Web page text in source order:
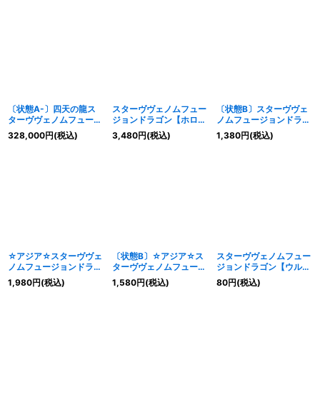
〔状態A-〕四天の龍ス
ターヴヴェノムフュージ
ョンドラゴン【グランド
マスター】{LOCR-
328,000円(税込)
スターヴヴェノムフュー
ジョンドラゴン【ホログ
ラフィック】{INOV-
JP038}《融合》
3,480円(税込)
〔状態B〕スターヴヴェ
ノムフュージョンドラゴ
ン【ホログラフィック】
{INOV-JP038}《融合》
1,380円(税込)
☆アジア☆スターヴヴェ
ノムフュージョンドラゴ
ン【シークレット】{ア
ジアINOV-JP038}《融
1,980円(税込)
〔状態B〕☆アジア☆ス
ターヴヴェノムフュージ
ョンドラゴン【シークレ
ット】{アジアINOV-
1,580円(税込)
スターヴヴェノムフュー
ジョンドラゴン【ウルト
ラ】{INOV-JP038}《融
合》
80円(税込)